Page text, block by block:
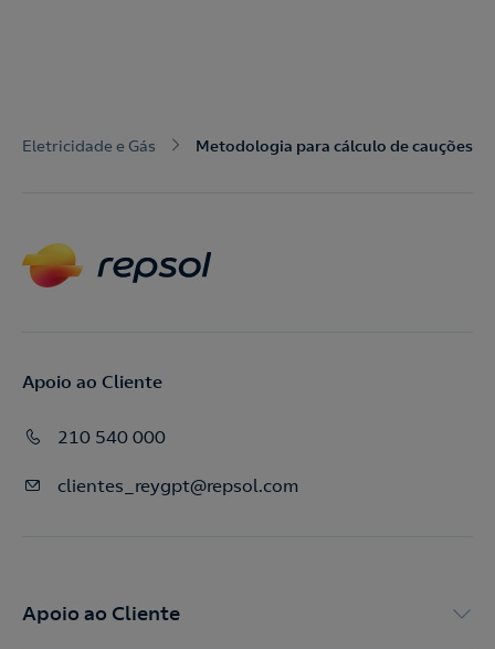
Eletricidade e Gás Metodologia para cálculo de cauções
Apoio ao Cliente
210 540 000
clientes_reygpt@repsol.com
Apoio ao Cliente